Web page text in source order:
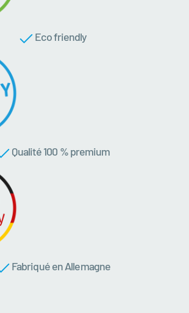
Eco friendly
Qualité 100 % premium
Fabriqué en Allemagne